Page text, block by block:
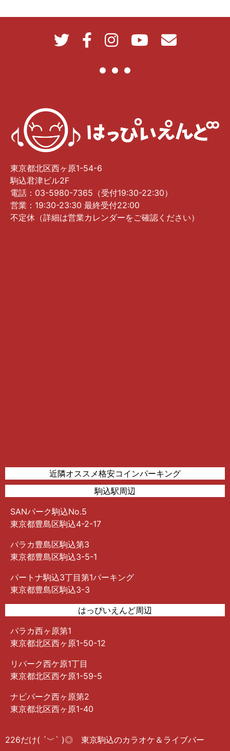
東京都北区西ヶ原1-54-6
駒込君津ビル2F
電話：03-5980-7365（受付19:30-22:30）
営業：19:30-23:30 最終受付22:00
不定休（詳細は営業カレンダーをご確認ください）
近隣オススメ格安コインパーキング
駒込駅周辺
SANパーク駒込No.5
東京都豊島区駒込4-2-17
パラカ豊島区駒込第3
東京都豊島区駒込3-5-1
パートナ駒込3丁目第1パーキング
東京都豊島区駒込3-3
はっぴいえんど周辺
パラカ西ヶ原第1
東京都北区西ヶ原1-50-12
リパーク西ケ原1丁目
東京都北区西ケ原1-59-5
ナビパーク西ヶ原第2
東京都北区西ヶ原1-40
226だけ( ´﹀` )◎ 東京駒込のカラオケ＆ライブバー